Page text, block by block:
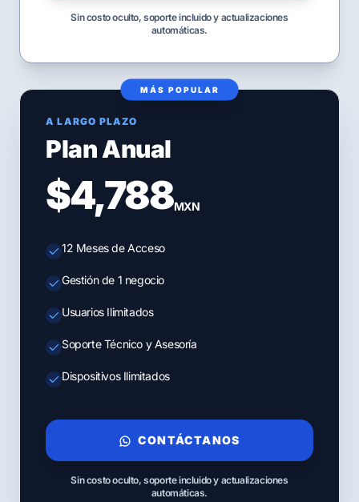
Sin costo oculto, soporte incluido y actualizaciones
automáticas.
MÁS POPULAR
A LARGO PLAZO
Plan Anual
$4,788MXN
12 Meses de Acceso
Gestión de 1 negocio
Usuarios Ilimitados
Soporte Técnico y Asesoría
Dispositivos Ilimitados
CONTÁCTANOS
Sin costo oculto, soporte incluido y actualizaciones
automáticas.